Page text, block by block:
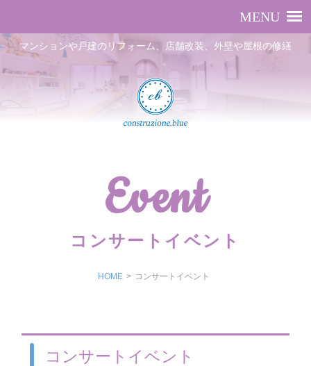
マンションや戸建のリフォーム、店舗改装、外壁や屋根の修繕
Event
コンサートイベント
HOME > コンサートイベント
コンサートイベント